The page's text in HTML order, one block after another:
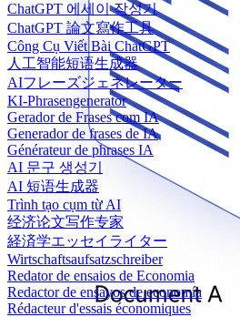
ChatGPT 에세이 작성기
ChatGPT 論文寫作工具
Công Cụ Viết Bài ChatGPT
人工智能短语生成器
AIフレーズジェネレーター
KI-Phrasengenerator
Gerador de Frases com IA
Generador de frases de IA
Générateur de phrases IA
AI 문구 생성기
AI 短语生成器
Trình tạo cụm từ AI
经济论文写作专家
経済学エッセイライター
Wirtschaftsaufsatzschreiber
Redator de ensaios de Economia
Redactor de ensayos de economía
Rédacteur d'essais économiques